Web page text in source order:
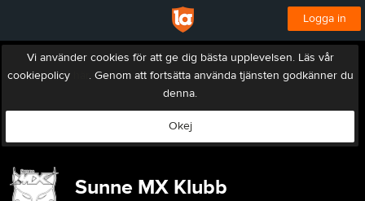
Logga in
Vi använder cookies för att ge dig bästa upplevelsen. Läs vår
cookiepolicy
. Genom att fortsätta använda tjänsten godkänner du
denna.
Okej
Sunne MX Klubb